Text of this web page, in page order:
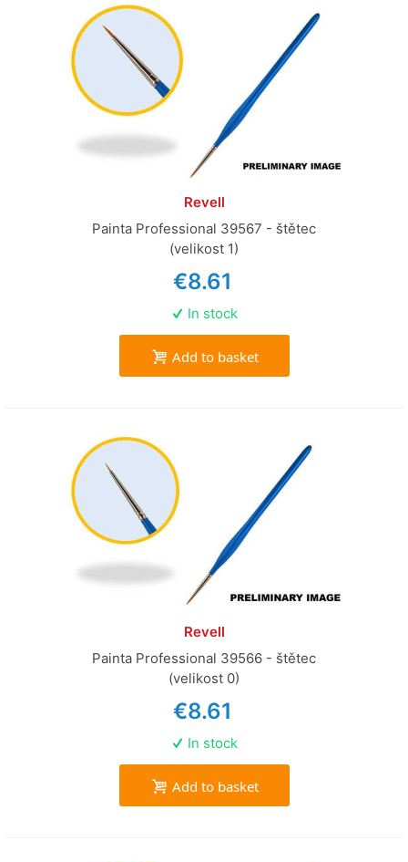
Revell
Painta Professional 39567 - štětec
(velikost 1)
€8.61
In stock
Add to basket
Revell
Painta Professional 39566 - štětec
(velikost 0)
€8.61
In stock
Add to basket